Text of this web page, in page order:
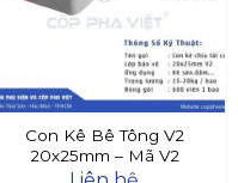
Con Kê Bê Tông V2
20x25mm – Mã V2